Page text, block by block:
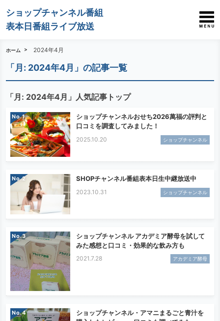
ショップチャンネル番組
表本日番組ライブ放送
ホーム 2024年4月
「月: 2024年4月 」の記事一覧
「月: 2024年4月 」人気記事トップ
No.
ショップチャンネルおせち2026萬福の評判と
口コミを調査してみました！
2025.10.20 ショップチャンネル
No. SHOPチャンネル番組表本日生中継放送中
2023.10.31 ショップチャンネル
No.
ショップチャンネル アカデミア酵母を試して
みた感想と口コミ・効果的な飲み方も
2021.7.28 アカデミア酵母
No.
ショップチャンネル・アマニまるごと青汁を